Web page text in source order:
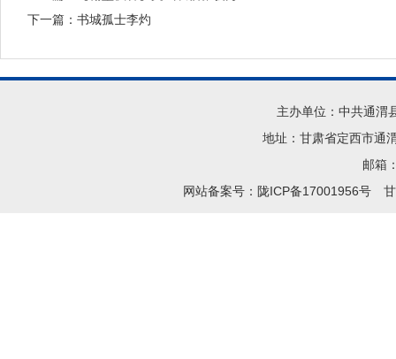
下一篇： 书城孤士李灼
主办单位：中共通渭
地址：甘肃省定西市通
邮箱
网站备案号：陇ICP备17001956号